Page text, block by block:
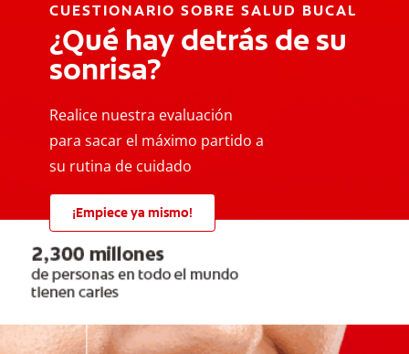
CUESTIONARIO SOBRE SALUD BUCAL
¿Qué hay detrás de su
sonrisa?
Realice nuestra evaluación
para sacar el máximo partido a
su rutina de cuidado
¡Empiece ya mismo!